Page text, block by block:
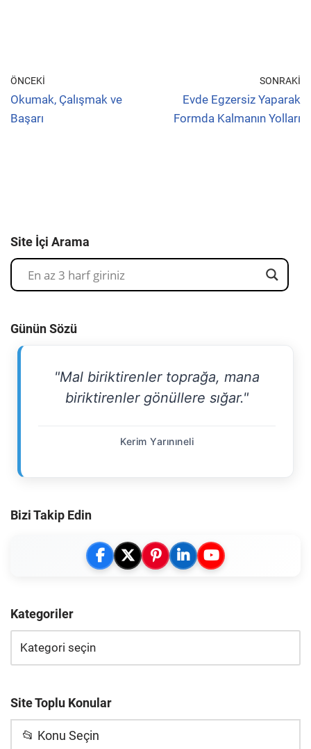
ÖNCEKI
Okumak, Çalışmak ve
Başarı
SONRAKI
Evde Egzersiz Yaparak
Formda Kalmanın Yolları
Site İçi Arama
Günün Sözü
"Mal biriktirenler toprağa, mana
biriktirenler gönüllere sığar."
Kerim Yarınıneli
Bizi Takip Edin
Kategoriler
Site Toplu Konular
📂 Konu Seçin